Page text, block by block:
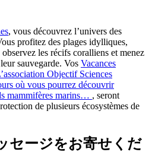
, vous découvrez l’univers des
profitez des plages idylliques,
les récifs coralliens et menez
sauvegarde. Vos Vacances
Objectif Sciences
où vous pourrez découvrir
mammifères marins… , seront
de plusieurs écosystèmes de
セージをお寄せくだ